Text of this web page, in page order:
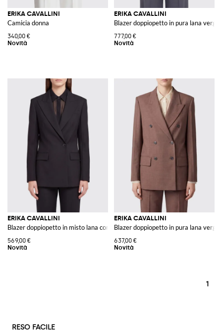
ERIKA CAVALLINI
Camicia donna
340,00 €
ERIKA CAVALLINI
Blazer doppiopetto in pura lana
777,00 €
ERIKA CAVALLINI
Blazer doppiopetto in misto lana con rever a lancia
569,00 €
ERIKA CAVALLINI
Blazer doppiopetto in pura lana
637,00 €
1
RESO FACILE